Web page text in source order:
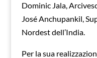
Dominic Jala,
José Anchupankil,
Nordest dell’India.
Per la sua